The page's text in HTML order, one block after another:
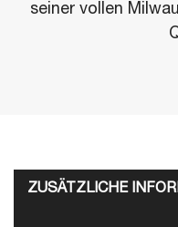
seiner vollen
ZUSÄTZLICHE